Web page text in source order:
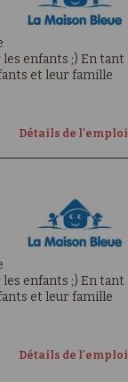
enfants ;) En tant
et leur famille
Détails de l'emploi
enfants ;) En tant
et leur famille
Détails de l'emploi